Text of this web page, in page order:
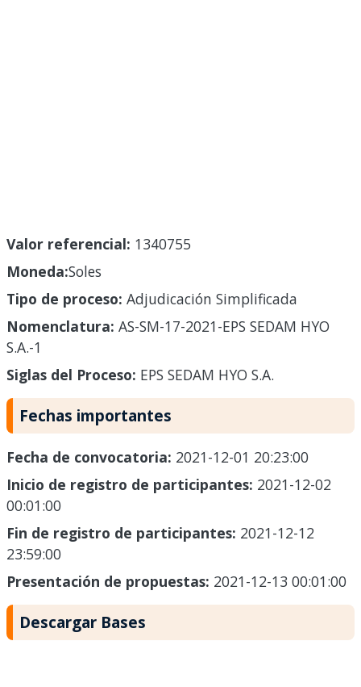
Valor referencial: 1340755
Moneda:Soles
Tipo de proceso: Adjudicación Simplificada
Nomenclatura: AS-SM-17-2021-EPS SEDAM HYO
S.A.-1
Siglas del Proceso: EPS SEDAM HYO S.A.
Fechas importantes
Fecha de convocatoria: 2021-12-01 20:23:00
Inicio de registro de participantes: 2021-12-02
00:01:00
Fin de registro de participantes: 2021-12-12
23:59:00
Presentación de propuestas: 2021-12-13 00:01:00
Descargar Bases